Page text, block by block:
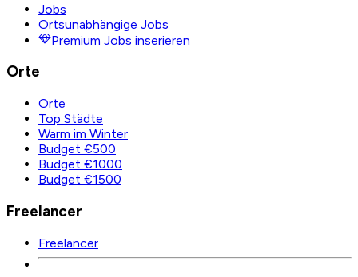
Jobs
Ortsunabhängige Jobs
Premium Jobs inserieren
Orte
Orte
Top Städte
Warm im Winter
Budget €500
Budget €1000
Budget €1500
Freelancer
Freelancer